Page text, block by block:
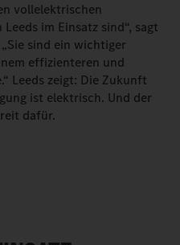
vollelektrischen
im Einsatz sind“, sagt
sind ein wichtiger
effizienteren und
Leeds zeigt: Die Zukunft
ist elektrisch. Und der
dafür.